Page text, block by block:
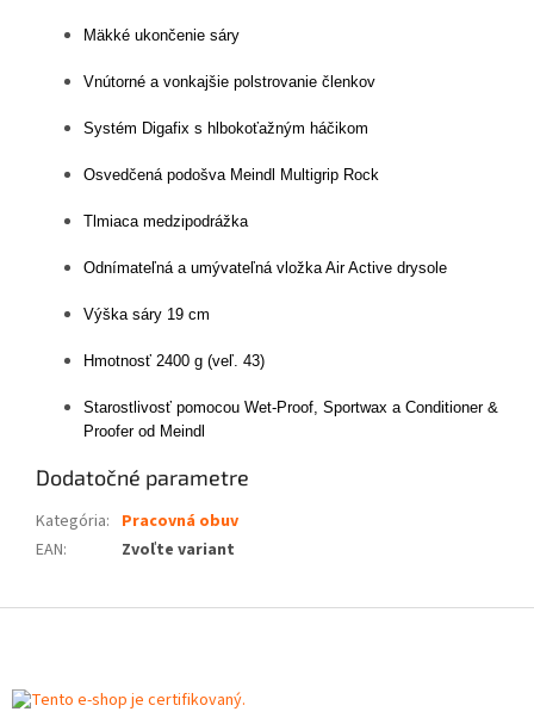
Mäkké ukončenie sáry
Vnútorné a vonkajšie polstrovanie členkov
Systém Digafix s hlbokoťažným háčikom
Osvedčená podošva Meindl Multigrip Rock
Tlmiaca medzipodrážka
Odnímateľná a umývateľná vložka Air Active drysole
Výška sáry 19 cm
Hmotnosť 2400 g (veľ. 43)
Starostlivosť pomocou Wet-Proof, Sportwax a Conditioner &
Proofer od Meindl
Dodatočné parametre
Kategória: Pracovná obuv
EAN: Zvoľte variant